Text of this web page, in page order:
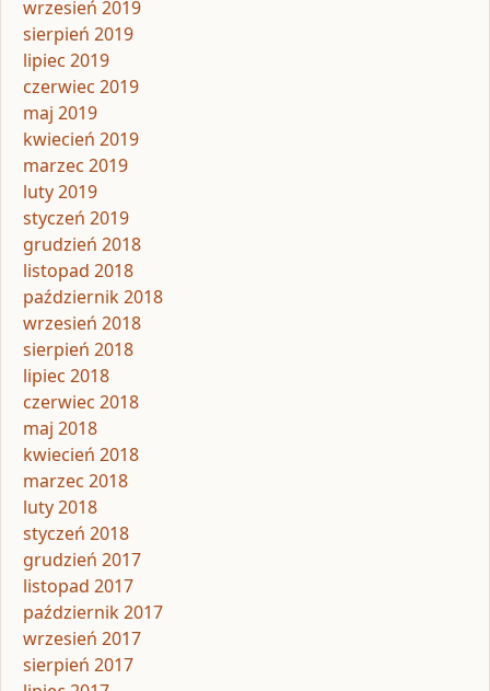
wrzesień 2019
sierpień 2019
lipiec 2019
czerwiec 2019
maj 2019
kwiecień 2019
marzec 2019
luty 2019
styczeń 2019
grudzień 2018
listopad 2018
październik 2018
wrzesień 2018
sierpień 2018
lipiec 2018
czerwiec 2018
maj 2018
kwiecień 2018
marzec 2018
luty 2018
styczeń 2018
grudzień 2017
listopad 2017
październik 2017
wrzesień 2017
sierpień 2017